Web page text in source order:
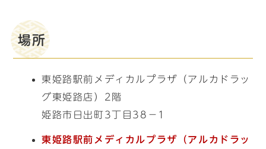
場所
東姫路駅前メディカルプラザ（アルカドラッ
グ東姫路店）2階
姫路市日出町3丁目38−1
東姫路駅前メディカルプラザ（アルカドラッ